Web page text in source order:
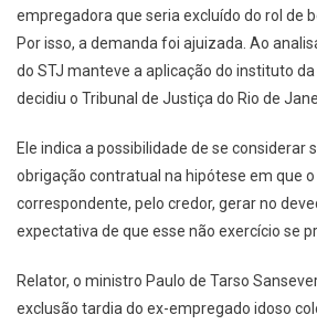
empregadora que seria excluído do rol de
Por isso, a demanda foi ajuizada. Ao
do STJ manteve a aplicação do instituto
decidiu o Tribunal de Justiça do Rio de
Ele indica a possibilidade de se considerar
obrigação contratual na hipótese em que
correspondente, pelo credor, gerar no
expectativa de que esse não exercício se
Relator, o ministro Paulo de Tarso
exclusão tardia do ex-empregado idoso